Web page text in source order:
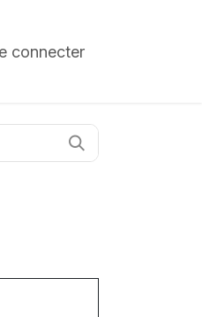
connecter